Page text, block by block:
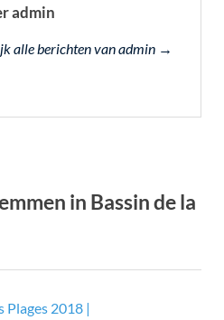
admin
alle berichten van admin →
in Bassin de la
Plages 2018 |